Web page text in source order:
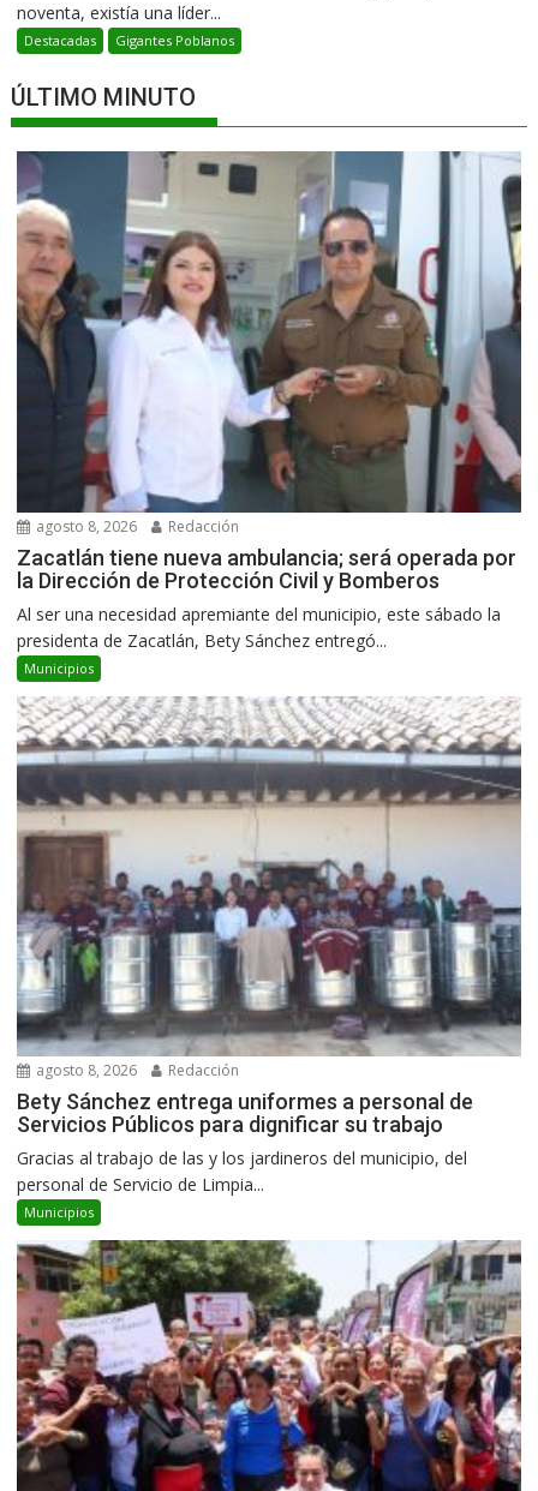
noventa, existía una líder...
Destacadas Gigantes Poblanos
ÚLTIMO MINUTO
agosto 8, 2026 Redacción
Zacatlán tiene nueva ambulancia; será operada por
la Dirección de Protección Civil y Bomberos
Al ser una necesidad apremiante del municipio, este sábado la
presidenta de Zacatlán, Bety Sánchez entregó...
Municipios
agosto 8, 2026 Redacción
Bety Sánchez entrega uniformes a personal de
Servicios Públicos para dignificar su trabajo
Gracias al trabajo de las y los jardineros del municipio, del
personal de Servicio de Limpia...
Municipios